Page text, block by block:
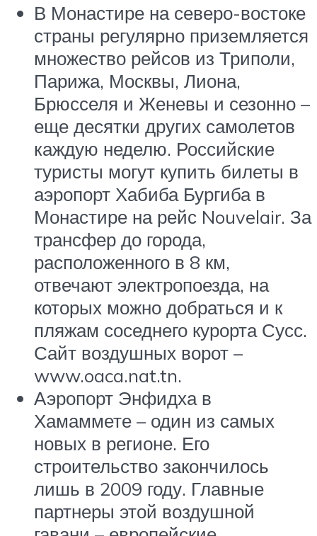
В Монастире на северо-востоке
страны регулярно приземляется
множество рейсов из Триполи,
Парижа, Москвы, Лиона,
Брюсселя и Женевы и сезонно –
еще десятки других самолетов
каждую неделю. Российские
туристы могут купить билеты в
аэропорт Хабиба Бургиба в
Монастире на рейс Nouvelair. За
трансфер до города,
расположенного в 8 км,
отвечают электропоезда, на
которых можно добраться и к
пляжам соседнего курорта Сусс.
Сайт воздушных ворот –
www.oaca.nat.tn.
Аэропорт Энфидха в
Хамаммете – один из самых
новых в регионе. Его
строительство закончилось
лишь в 2009 году. Главные
партнеры этой воздушной